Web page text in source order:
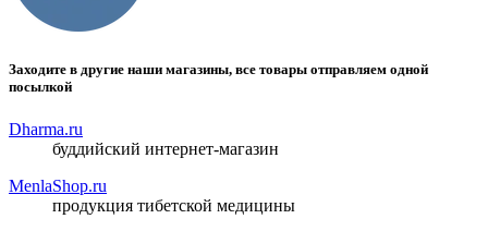
Заходите в другие наши магазины, все товары отправляем одной
посылкой
Dharma.ru
буддийский интернет-магазин
MenlaShop.ru
продукция тибетской медицины